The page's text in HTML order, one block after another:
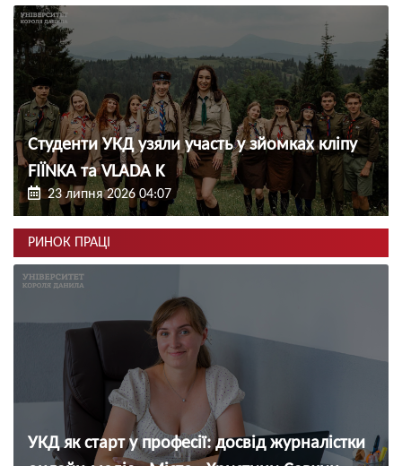
Студенти УКД узяли участь у зйомках кліпу
FIЇNKA та VLADA K
23 липня 2026 04:07
РИНОК ПРАЦІ
УКД як старт у професії: досвід журналістки